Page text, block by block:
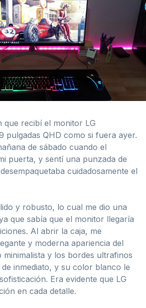
que recibí el monitor LG
pulgadas QHD como si fuera ayer.
de sábado cuando el
puerta, y sentí una punzada de
cuidadosamente el
y robusto, lo cual me dio una
que sabía que el monitor llegaría
Al abrir la caja, me
y moderna apariencia del
minimalista y los bordes ultrafinos
inmediato, y su color blanco le
Era evidente que LG
en cada detalle.